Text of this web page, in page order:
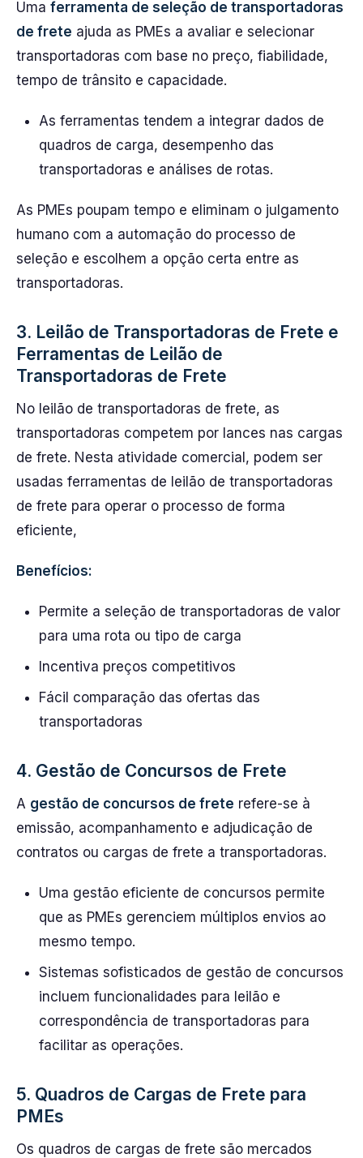
Uma ferramenta de seleção de transportadoras
de frete ajuda as PMEs a avaliar e selecionar
transportadoras com base no preço, fiabilidade,
tempo de trânsito e capacidade.
As ferramentas tendem a integrar dados de
quadros de carga, desempenho das
transportadoras e análises de rotas.
As PMEs poupam tempo e eliminam o julgamento
humano com a automação do processo de
seleção e escolhem a opção certa entre as
transportadoras.
3. Leilão de Transportadoras de Frete e
Ferramentas de Leilão de
Transportadoras de Frete
No leilão de transportadoras de frete, as
transportadoras competem por lances nas cargas
de frete. Nesta atividade comercial, podem ser
usadas ferramentas de leilão de transportadoras
de frete para operar o processo de forma
eficiente,
Benefícios:
Permite a seleção de transportadoras de valor
para uma rota ou tipo de carga
Incentiva preços competitivos
Fácil comparação das ofertas das
transportadoras
4. Gestão de Concursos de Frete
A gestão de concursos de frete refere-se à
emissão, acompanhamento e adjudicação de
contratos ou cargas de frete a transportadoras.
Uma gestão eficiente de concursos permite
que as PMEs gerenciem múltiplos envios ao
mesmo tempo.
Sistemas sofisticados de gestão de concursos
incluem funcionalidades para leilão e
correspondência de transportadoras para
facilitar as operações.
5. Quadros de Cargas de Frete para
PMEs
Os quadros de cargas de frete são mercados